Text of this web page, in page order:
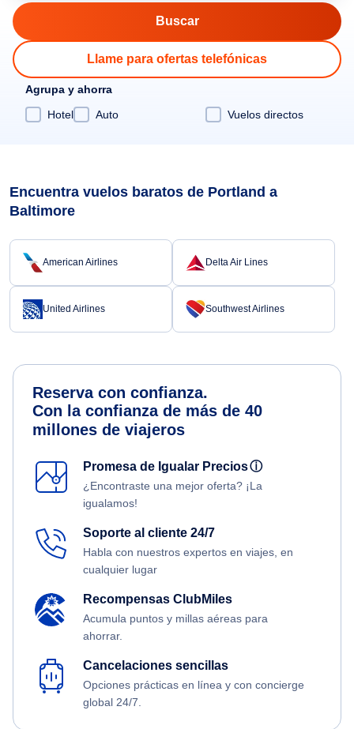
Llame para ofertas telefónicas
Agrupa y ahorra
Hotel
Auto Vuelos directos
Encuentra vuelos baratos de Portland a
Baltimore
American Airlines Delta Air Lines
United Airlines Southwest Airlines
Reserva con confianza.
Con la confianza de más de 40
millones de viajeros
Promesa de Igualar Preciosⓘ
¿Encontraste una mejor oferta? ¡La
igualamos!
Soporte al cliente 24/7
Habla con nuestros expertos en viajes, en
cualquier lugar
Recompensas ClubMiles
Acumula puntos y millas aéreas para
ahorrar.
Cancelaciones sencillas
Opciones prácticas en línea y con concierge
global 24/7.